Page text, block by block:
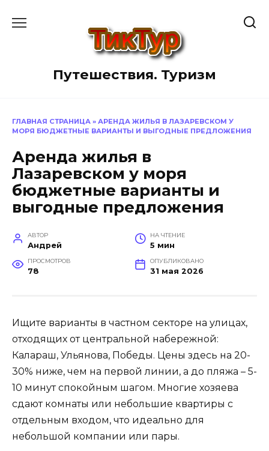
Путешествия. Туризм
ГЛАВНАЯ СТРАНИЦА » АРЕНДА ЖИЛЬЯ В ЛАЗАРЕВСКОМ У
МОРЯ БЮДЖЕТНЫЕ ВАРИАНТЫ И ВЫГОДНЫЕ ПРЕДЛОЖЕНИЯ
Аренда жилья в
Лазаревском у моря
бюджетные варианты и
выгодные предложения
АВТОР
Андрей
НА ЧТЕНИЕ
5 мин
ПРОСМОТРОВ
78
ОПУБЛИКОВАНО
31 мая 2026
Ищите варианты в частном секторе на улицах,
отходящих от центральной набережной:
Калараш, Ульянова, Победы. Цены здесь на 20-
30% ниже, чем на первой линии, а до пляжа – 5-
10 минут спокойным шагом. Многие хозяева
сдают комнаты или небольшие квартиры с
отдельным входом, что идеально для
небольшой компании или пары.